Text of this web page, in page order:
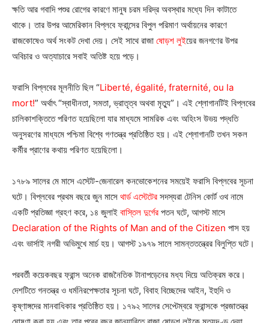
ক্ষতি আর গবাদি পশুর রোগের কারণে মানুষ চরম দরিদ্র অবস্থার মধ্যে দিন কাটাতে
থাকে। তার উপর আমেরিকান বিপ্লবে ফ্রান্সের বিপুল পরিমাণ অর্থায়নের কারণে
রাজকোষেও অর্থ সংকট দেখা দেয়। সেই সাথে রাজা ষোড়শ লুইয়ের জনগণের উপর
অবিচার ও অত্যাচারে সবাই অতিষ্ট হয়ে পড়ে।
ফরাসি বিপ্লবের মূলনীতি ছিল “Liberté, égalité, fraternité, ou la
mort!” অর্থাৎ “স্বাধীনতা, সমতা, ভ্রাতৃত্ব অথবা মৃত্যু”। এই শ্লোগানটিই বিপ্লবের
চালিকাশক্তিতে পরিণত হয়েছিলো যার মাধ্যমে সামরিক এবং অহিংস উভয় পদ্ধতি
অনুসরণের মাধ্যমে পশ্চিমা বিশ্বে গণতন্ত্র প্রতিষ্ঠিত হয়। এই শ্লোগানটি তখন সকল
কর্মীর প্রাণের কথায় পরিণত হয়েছিলো।
১৭৮৯ সালের মে মাসে এস্টেট-জেনারেল কনভোকেশনের সময়েই ফরাসি বিপ্লবের সূচনা
ঘটে। বিপ্লবের প্রথম বছরে জুন মাসে থার্ড এস্টেটের সদস্যরা টেনিস কোর্ট ওথ নামে
একটি প্রতিজ্ঞা গ্রহণ করে, ১৪ জুলাই বাস্তিল দুর্গের পতন ঘটে, আগস্ট মাসে
Declaration of the Rights of Man and of the Citizen পাস হয়
এবং ভার্সাই নগরী অভিমুখে মার্চ হয়। আগস্ট ১৯৭৯ সালে সামন্ততন্ত্রের বিলুপ্তি ঘটে।
পরবর্তী কয়েকবছর ফ্রান্স অনেক রাজনৈতিক টানাপড়েনের মধ্য দিয়ে অতিক্রম করে।
দেশটিতে গনতন্ত্র ও ধর্মনিরপেক্ষতার সূচনা ঘটে, বিবাহ বিচ্ছেদের আইন, ইহুদি ও
কৃষ্ণাঙ্গদের মানবাধিকার প্রতিষ্ঠিত হয়। ১৭৯২ সালের সেপ্টেম্বরে ফ্রান্সকে প্রজাতন্ত্র